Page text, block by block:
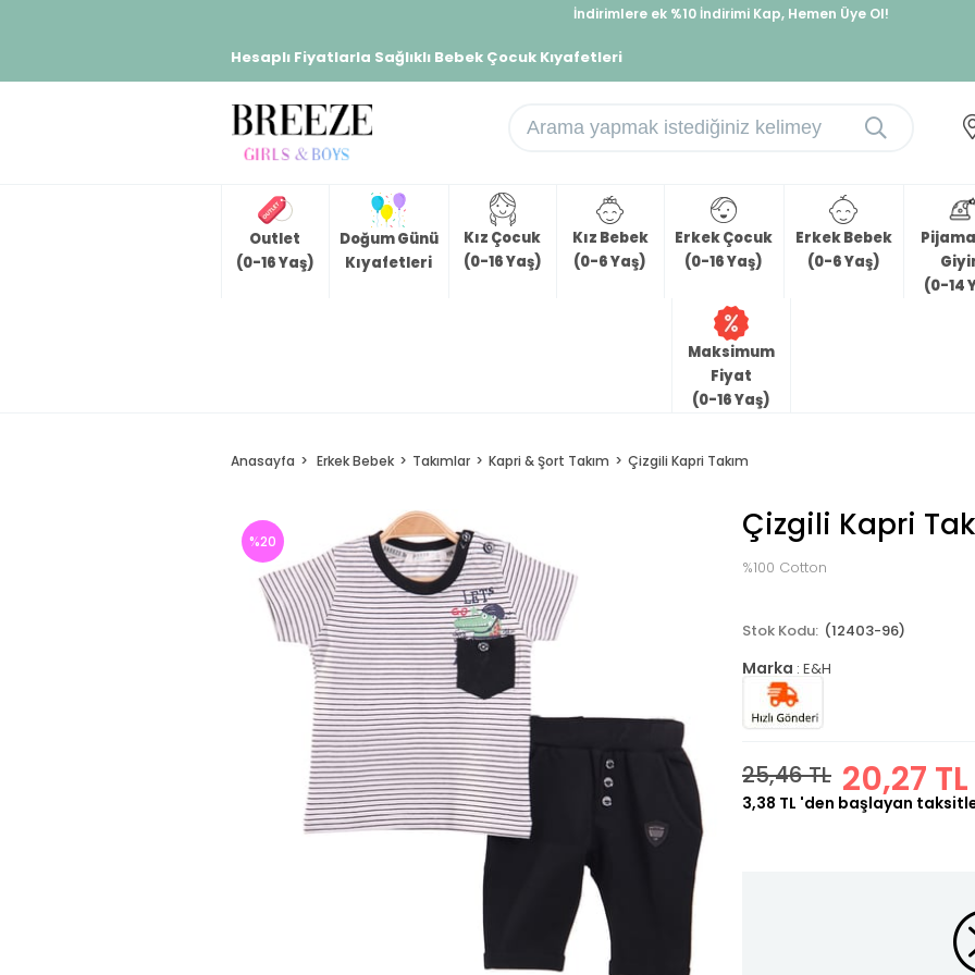
İndirimlere ek %10 İndirimi Kap, Hemen Üye Ol!
Hesaplı Fiyatlarla Sağlıklı Bebek Çocuk Kıyafetleri
Outlet
(0-16 Yaş)
Doğum Günü
Kıyafetleri
Kız Çocuk
(0-16 Yaş)
Kız Bebek
(0-6 Yaş)
Erkek Çocuk
(0-16 Yaş)
Erkek Bebek
(0-6 Yaş)
(0-14
Maksimum
Fiyat
(0-16 Yaş)
Anasayfa Erkek Bebek Takımlar Kapri & Şort Takım Çizgili Kapri Takım
%20
İndirim
Çizgili Kapri
%100 Cotton
(12403-96)
Marka : E&H
25,46 TL 20,27 TL
3,38 TL 'den başlayan